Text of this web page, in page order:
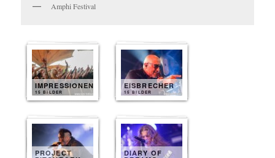
Amphi Festival
IMPRESSIONEN
15 BILDER
EISBRECHER
15 BILDER
PROJECT DIARY OF